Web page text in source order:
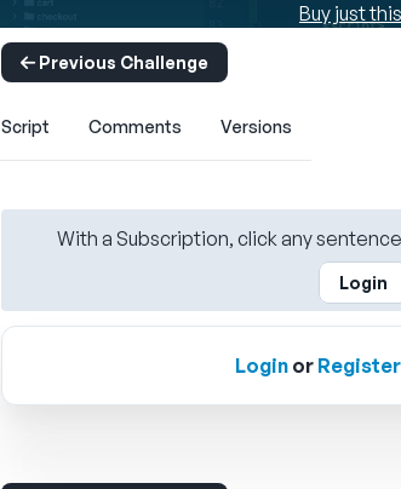
Buy just
Previous Challenge
Script Comments Versions
With a Subscription, click any
Login
Login or Register